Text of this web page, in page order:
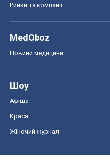
Ринки та компанії
MedOboz
Новини медицини
Шоу
Афіша
Краса
Жіночий журнал